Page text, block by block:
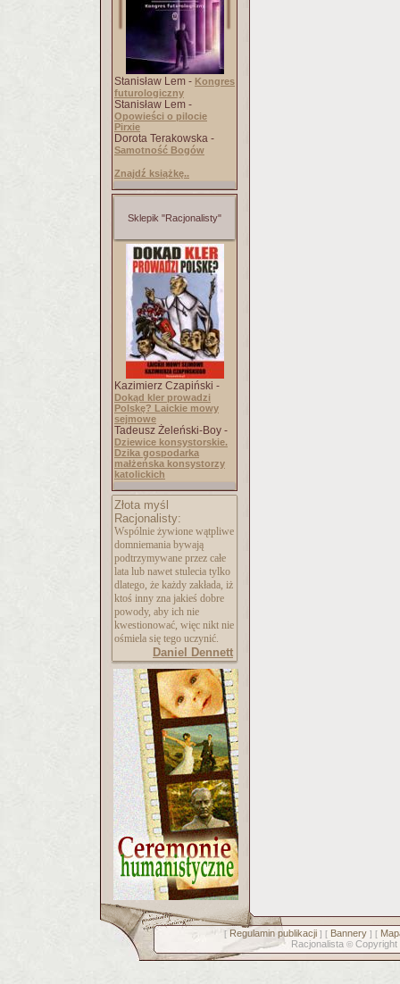
Stanisław Lem - Kongres
futurologiczny
Stanisław Lem -
Opowieści o pilocie
Pirxie
Dorota Terakowska -
Samotność Bogów
Znajdź książkę..
Sklepik "Racjonalisty"
Kazimierz Czapiński -
Dokąd kler prowadzi
Polskę? Laickie mowy
sejmowe
Tadeusz Żeleński-Boy -
Dziewice konsystorskie.
Dzika gospodarka
małżeńska konsystorzy
katolickich
Złota myśl
Racjonalisty:
Wspólnie żywione wątpliwe
domniemania bywają
podtrzymywane przez całe
lata lub nawet stulecia tylko
dlatego, że każdy zakłada, iż
ktoś inny zna jakieś dobre
powody, aby ich nie
kwestionować, więc nikt nie
ośmiela się tego uczynić.
Daniel Dennett
[ Regulamin publikacji] [ Bannery] [
Racjonalista © Copyright